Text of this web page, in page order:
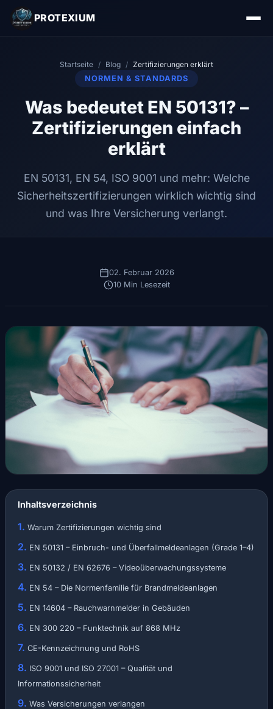
PROTEXIUM
Startseite / Blog / Zertifizierungen erklärt
NORMEN & STANDARDS
Was bedeutet EN 50131? –
Zertifizierungen einfach
erklärt
EN 50131, EN 54, ISO 9001 und mehr: Welche
Sicherheitszertifizierungen wirklich wichtig sind
und was Ihre Versicherung verlangt.
02. Februar 2026
10 Min Lesezeit
Inhaltsverzeichnis
Warum Zertifizierungen wichtig sind
EN 50131 – Einbruch- und Überfallmeldeanlagen (Grade 1–4)
EN 50132 / EN 62676 – Videoüberwachungssysteme
EN 54 – Die Normenfamilie für Brandmeldeanlagen
EN 14604 – Rauchwarnmelder in Gebäuden
EN 300 220 – Funktechnik auf 868 MHz
CE-Kennzeichnung und RoHS
ISO 9001 und ISO 27001 – Qualität und
Informationssicherheit
Was Versicherungen verlangen